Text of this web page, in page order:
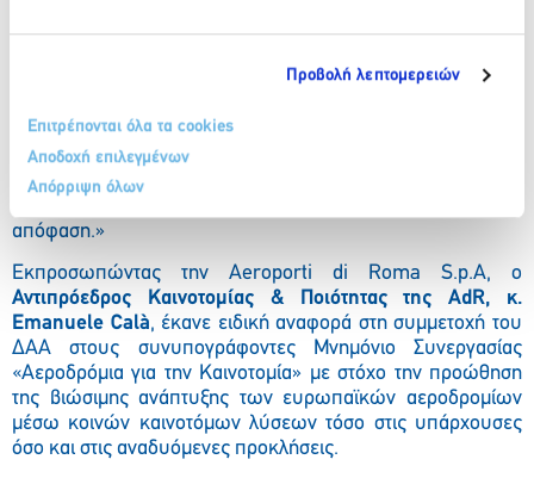
Προβολή λεπτομερειών
Επιτρέπονται όλα τα cookies
Αποδοχή επιλεγμένων
Απόρριψη όλων
δήλωσε ηΕπικεφαλής Εταιρικής Υπευθυνότητας της Gebr.
υπευθυνότητα στην καθημερινή μας εργασία μέσω
εταίρους και, πάνω από όλα, με τους εργαζόμενούς μας. Για
εμάς, η τέχνη της επιχειρηματικής δράσης έγκειται στην
προσεκτική στάθμιση των οικολογικών και κοινωνικών
απόφαση.»
Εκπροσωπώντας την Aeroporti di Roma S.p.A, ο
Αντιπρόεδρος Καινοτομίας & Ποιότητας της AdR, κ.
Emanuele Calà, έκανε ειδική αναφορά στη συμμετοχή του
ΔΑΑ στους συνυπογράφοντες Μνημόνιο Συνεργασίας
«Αεροδρόμια για την Καινοτομία» με στόχο την προώθηση
της βιώσιμης ανάπτυξης των ευρωπαϊκών αεροδρομίων
μέσω κοινών καινοτόμων λύσεων τόσο στις υπάρχουσες
όσο και στις αναδυόμενες προκλήσεις.